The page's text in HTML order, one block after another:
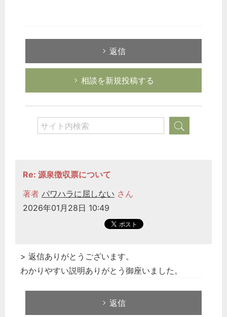
返信
相談を新規投稿する
Re: 源泉徴収票について
著者 パワハラに屈しない さん
2026年01月28日 10:49
> 返信ありがとうございます。
わかりやすい説明ありがとう御座いました。
返信
税務経理
秘書のノウハウ